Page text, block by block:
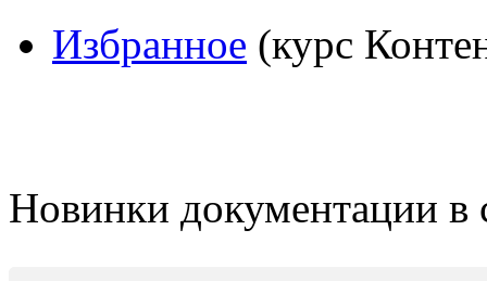
Избранное (курс
Новинки документации в